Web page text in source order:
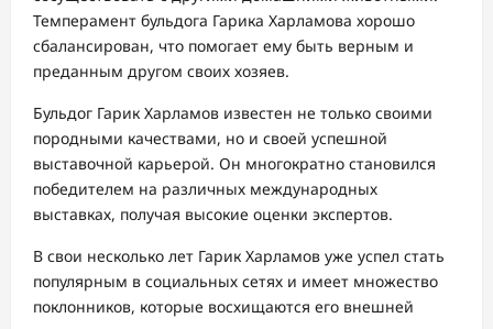
Темперамент бульдога Гарика Харламова хорошо
сбалансирован, что помогает ему быть верным и
преданным другом своих хозяев.
Бульдог Гарик Харламов известен не только своими
породными качествами, но и своей успешной
выставочной карьерой. Он многократно становился
победителем на различных международных
выставках, получая высокие оценки экспертов.
В свои несколько лет Гарик Харламов уже успел стать
популярным в социальных сетях и имеет множество
поклонников, которые восхищаются его внешней